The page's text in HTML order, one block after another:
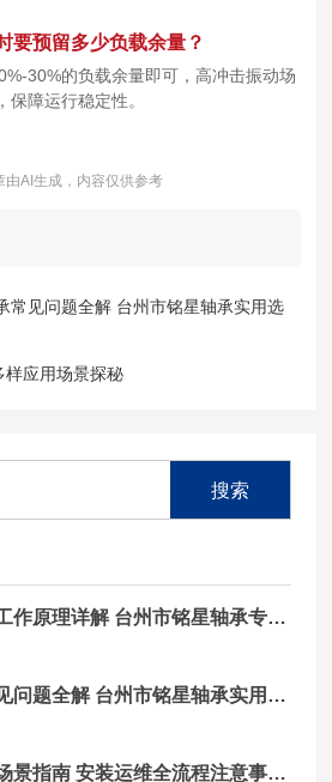
要预留多少负载余量？
30%的负载余量即可，高冲击振动场
障运行稳定性。
由AI生成，内容仅供参考
常见问题全解 台州市铭星轴承实用选
样应用场景探秘
搜索
作原理详解 台州市铭星轴承专业
问题全解 台州市铭星轴承实用选
景指南 安装运维全流程注意事项